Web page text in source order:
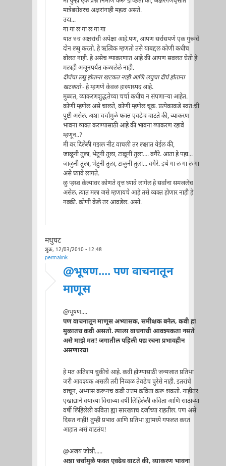
मात्रेबरोबरच अक्षरांनाही महत्व असते.
उदा...
गा गा ल गा ल गा गा
यात ७च अक्षरांची अपेक्षा आहे.पण, आपण सर्रासपणे एक गुरूचे
दोन लघु करतो. हे ऋत्विक म्हणतो तसे याबद्दल कोणी कधीच
बोलत नाही. हे असेच व्याकरणात आहे की आपण सवलत घेतो हे
मलाही अजूनपर्यंत कळालेले नाही.
दीर्घचा लघु होताना खटकत नाही आणि लघुचा दीर्घ होताना
खटकतो- हे म्हणणे केवळ हास्यास्पद आहे.
मुळात, व्याकरणशुद्धतेच्या चर्चा कधीच न संपणार्‍या आहेत.
कोणी म्हणेल असे चालते, कोणी म्हणेल चूक. प्रत्येकाकडे स्वतःची
पुष्टी असेल. अशा चर्चांमुळे फक्त एवढेच वाटते की, व्याकरण
भावना व्यक्त करण्यासाठी आहे की भावना व्याकरण रहावे
म्हणून..?
मी वर दिलेली गझल नीट वाचली तर लक्षात येईल की,
जाळूनी तुला, भेटूनी तुला, टाळूनी तुला.... वगैरे. आता हे पहा...
जाळुनी तुला, भेटुनी तुला, टाळुनी तुला... वगैरे. इथे गा ल गा ल गा
असे घ्यावे लागते.
ळु र्‍हस्व केल्यावर कोणते वृत्त घ्यावे लागेल हे सर्वांना समजलेच
असेल. त्यात मला जसे म्हणायचे आहे तसे व्यक्त होणार नाही हे
नक्की. कोणी केले तर आवडेल. असो.
मधुघट
शुक्र, 12/03/2010 - 12:48
permalink
@भूषण.... पण वाचनातून
माणूस
@भूषण....
पण वाचनातून माणूस अभ्यासक, समीक्षक बनेल, कवी हा
मुळातच कवी असतो. त्याला वाचनाची आवश्यकता नसते
असे माझे मत! जगातील पहिली पद्य रचना प्रभावहीन
असणारच!
हे मत अतिशय चुकीचे आहे. कवी होण्यासाठी जन्मजात प्रतिभा
जरी आवश्यक असली तरी निव्वळ तेवढेच पुरेसे नाही. इतरांचे
वाचून, अभ्यास करूनच कवी उत्तम कविता करू शकतो. नाहीतर
एखाद्याने वयाच्या विसाव्या वर्षी लिहिलेली कविता आणि साठाव्या
वर्षी लिहिलेली कविता ह्या सारख्याच दर्जाच्या राहतील. पण असे
दिसत नाही! तुम्ही प्रभाव आणि प्रतिभा ह्यांमध्ये गफलत करत
आहात असं वाटतंय!
@अजय जोशी.....
अशा चर्चांमुळे फक्त एवढेच वाटते की, व्याकरण भावना